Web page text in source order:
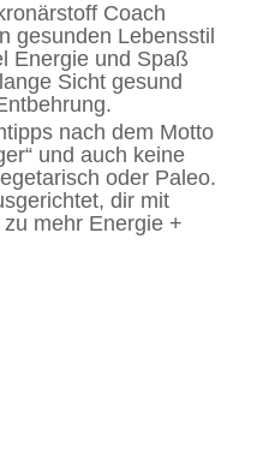
Coach
gesunden Lebensstil
Energie und Spaß
Sicht gesund
nach dem Motto
und auch keine
oder Paleo.
dir mit
mehr Energie +